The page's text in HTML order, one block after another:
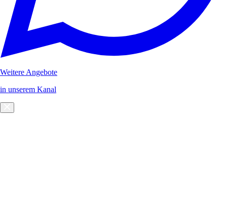
Weitere Angebote
in unserem Kanal